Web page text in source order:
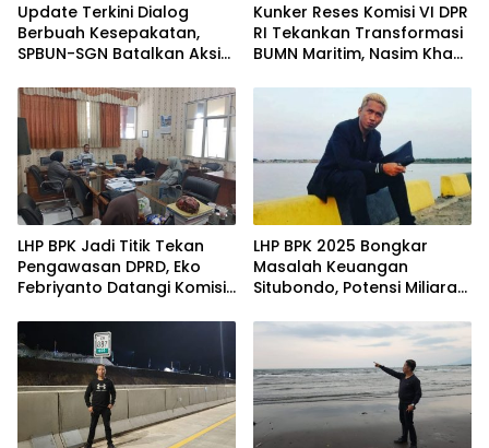
Update Terkini Dialog
Berbuah Kesepakatan,
SPBUN-SGN Batalkan Aksi
Penuhi Sejumlah Aspirasi
Kunker Reses Komisi VI DPR
RI Tekankan Transformasi
BUMN Maritim, Nasim Khan
Laut
LHP BPK Jadi Titik Tekan
Pengawasan DPRD, Eko
Febriyanto Datangi Komisi
Berpijak pada Dokumen
Resmi Negara
LHP BPK 2025 Bongkar
Masalah Keuangan
Situbondo, Potensi Miliaran
Terkelola